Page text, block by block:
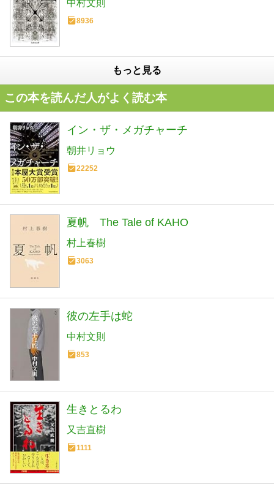
中村文則
8936
もっと見る
この本を読んだ人がよく読む本
イン・ザ・メガチャーチ
朝井リョウ
22252
夏帆 The Tale of KAHO
村上春樹
3063
彼の左手は蛇
中村文則
853
生きとるわ
又吉直樹
1111